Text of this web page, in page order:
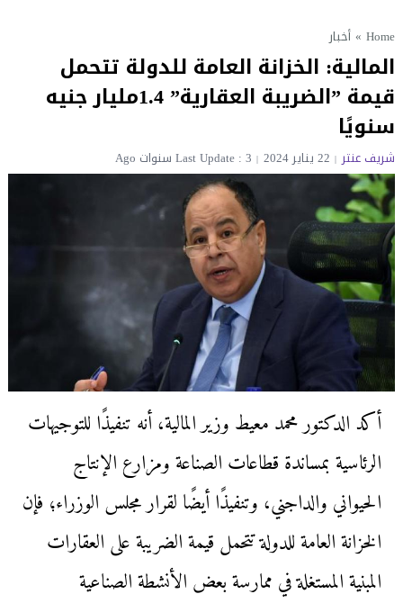
Home
» أخبار
المالية: الخزانة العامة للدولة تتحمل
قيمة ”الضريبة العقارية” 1.4مليار جنيه
سنويًا
شريف عنتر 22 يناير 2024 Last Update : 3 سنوات Ago
أكد الدكتور محمد معيط وزير المالية، أنه تنفيذًا للتوجيهات
الرئاسية بمساندة قطاعات الصناعة ومزارع الإنتاج
الحيواني والداجني، وتنفيذًا أيضًا لقرار مجلس الوزراء؛ فإن
الخزانة العامة للدولة تتحمل قيمة الضريبة على العقارات
المبنية المستغلة في ممارسة بعض الأنشطة الصناعية